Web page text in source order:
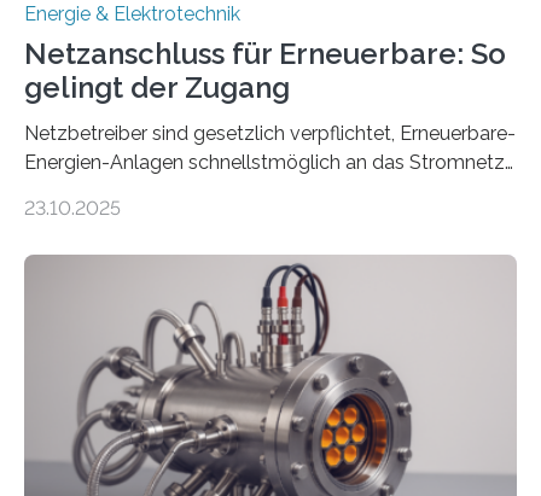
Energie & Elektrotechnik
Netzanschluss für Erneuerbare: So
gelingt der Zugang
Netzbetreiber sind gesetzlich verpflichtet, Erneuerbare-
Energien-Anlagen schnellstmöglich an das Stromnetz
ermöglichen. Doch der dafür nötige Netzausbau hinkt
einem „Anschlussstau“. Die Stiftung
Umweltenergierecht hat den Rechtsrahmen in einem
neuen Bericht für die Praxis eingeordnet – inklusive der
Rolle von flexiblen Netzanschlussvereinbarungen. Der
Netzanschluss von Erneuerbare-Energien-Anlagen
(EE-Anlagen) ist entscheidend für die Energiewende.
Denn ohne Anschluss an das Netz kann kein Strom
eingespeist werden. Nach dem Erneuerbare-Energien-
23.10.2025